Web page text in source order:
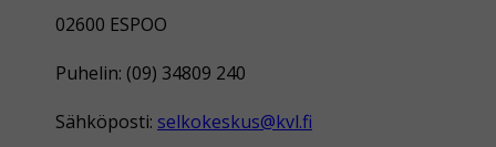
02600 ESPOO
Puhelin: (09) 34809 240
Sähköposti: selkokeskus@kvl.fi